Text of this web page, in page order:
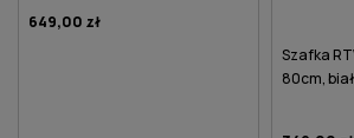
649,00 zł
Szafka
80cm,